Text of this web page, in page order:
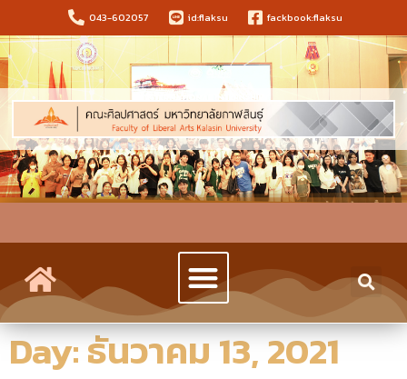
043-602057 id:flaksu fackbook:flaksu
Day: ธันวาคม 13, 2021